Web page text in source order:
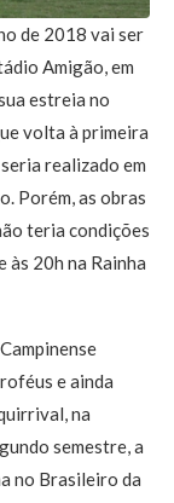
de 2018 vai ser
Amigão, em
estreia no
volta à primeira
realizado em
Porém, as obras
teria condições
às 20h na Rainha
e ainda
na
semestre, a
no Brasileiro da